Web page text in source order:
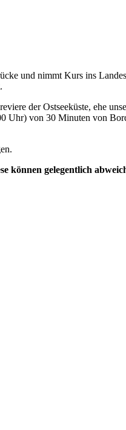
und nimmt Kurs ins
der Ostseeküste, ehe
von 30 Minuten von
können gelegentlich